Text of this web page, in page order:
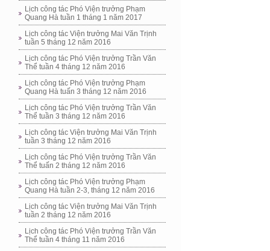
Lịch công tác Phó Viện trưởng Phạm
Quang Hà tuần 1 tháng 1 năm 2017
Lịch công tác Viện trưởng Mai Văn Trịnh
tuần 5 tháng 12 năm 2016
Lịch công tác Phó Viện trưởng Trần Văn
Thể tuần 4 tháng 12 năm 2016
Lịch công tác Phó Viện trưởng Phạm
Quang Hà tuấn 3 tháng 12 năm 2016
Lịch công tác Phó Viện trưởng Trần Văn
Thể tuần 3 tháng 12 năm 2016
Lịch công tác Viện trưởng Mai Văn Trịnh
tuần 3 tháng 12 năm 2016
Lịch công tác Phó Viện trưởng Trần Văn
Thể tuấn 2 tháng 12 năm 2016
Lịch công tác Phó Viện trưởng Phạm
Quang Hà tuần 2-3, tháng 12 năm 2016
Lịch công tác Viện trưởng Mai Văn Trịnh
tuần 2 tháng 12 năm 2016
Lịch công tác Phó Viện trưởng Trần Văn
Thể tuần 4 tháng 11 năm 2016